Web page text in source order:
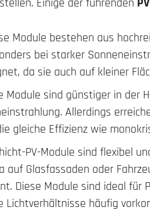
Module bestehen aus
bei starker
da sie auch auf kleiner
Module sind günstiger in der
Allerdings
gleiche Effizienz wie
PV-Module sind flexibel
auf Glasfassaden oder
Diese Module sind ideal für
häufig